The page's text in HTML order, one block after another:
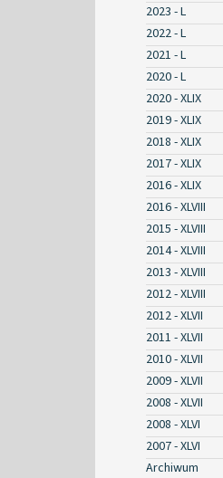
2023 - L
2022 - L
2021 - L
2020 - L
2020 - XLIX
2019 - XLIX
2018 - XLIX
2017 - XLIX
2016 - XLIX
2016 - XLVIII
2015 - XLVIII
2014 - XLVIII
2013 - XLVIII
2012 - XLVIII
2012 - XLVII
2011 - XLVII
2010 - XLVII
2009 - XLVII
2008 - XLVII
2008 - XLVI
2007 - XLVI
Archiwum